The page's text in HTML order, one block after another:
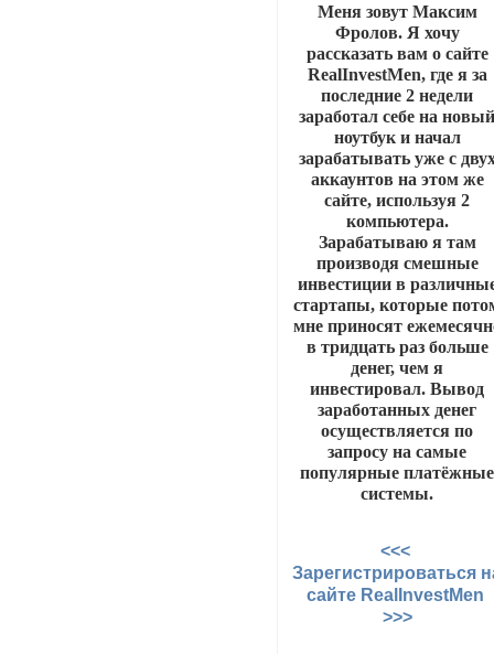
Меня зовут Максим
Фролов. Я хочу
рассказать вам о сайте
RealInvestMen, где я за
последние 2 недели
заработал себе на
ноутбук и начал
зарабатывать уже с
аккаунтов на этом же
сайте, используя 2
компьютера.
Зарабатываю я там
производя смешные
инвестиции в
стартапы, которые
мне приносят
в тридцать раз больше
денег, чем я
инвестировал. Вывод
заработанных денег
осуществляется по
запросу на самые
популярные платёжные
системы.
<<<
Зарегистрироваться
сайте RealInvestMen
>>>